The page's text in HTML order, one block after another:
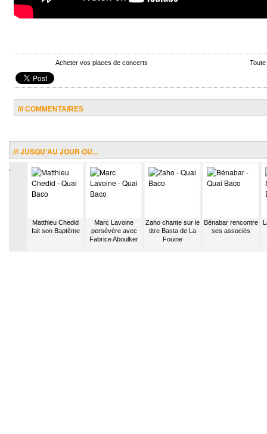
Acheter vos places de concerts
/// COMMENTAIRES
/// JUSQU'AU JOUR OÙ...
.
Matthieu Chedid
fait son Baptême
Marc Lavoine
persévère avec
Fabrice Aboulker
Zaho chante sur le
titre Basta de La
Fouine
Bénabar rencontre
ses associés